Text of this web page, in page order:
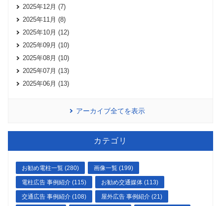
2025年12月 (7)
2025年11月 (8)
2025年10月 (12)
2025年09月 (10)
2025年08月 (10)
2025年07月 (13)
2025年06月 (13)
アーカイブ全てを表示
カテゴリ
お勧め電柱一覧 (280) 画像一覧 (199)
電柱広告 事例紹介 (115) お勧め交通媒体 (113)
交通広告 事例紹介 (108) 屋外広告 事例紹介 (21)